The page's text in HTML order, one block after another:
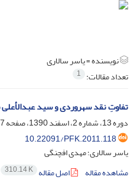
نویسنده =یاسر سالاری
تعداد مقالات: 1
تفاوتِ نقد سهروردی و سید
دوره 13، شماره 2، اسفند 1390، صفحه
10.22091/PFK.2011.118
یاسر سالاری؛ مهدی افچنگی
مشاهده مقاله
اصل مقاله 310.14 K